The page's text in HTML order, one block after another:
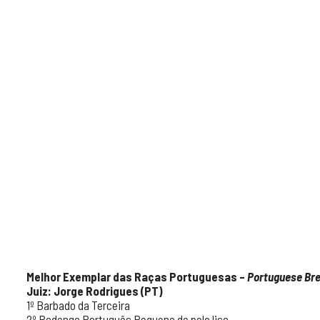
Melhor Exemplar das Raças Portuguesas – Portuguese
Juiz: Jorge Rodrigues (PT)
1º Barbado da Terceira